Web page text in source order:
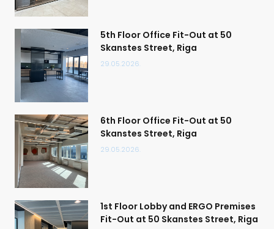
5th Floor Office Fit-Out at 50
Skanstes Street, Riga
29.05.2026.
6th Floor Office Fit-Out at 50
Skanstes Street, Riga
29.05.2026.
1st Floor Lobby and ERGO Premises
Fit-Out at 50 Skanstes Street, Riga